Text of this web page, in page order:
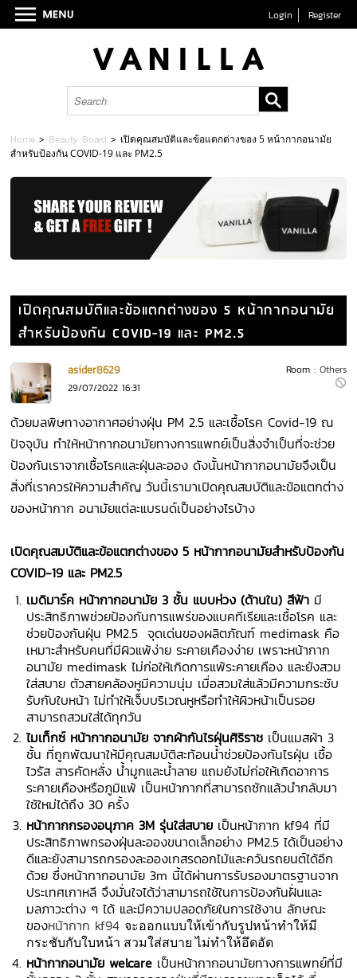
Login Register
Home > Beauty Board > เปิดคุณสมบัติและข้อแตกต่างของ 5 หน้ากากอนามัย
สำหรับป้องกัน COVID-19 และ PM2.5
เปิดคุณสมบัติและข้อแตกต่างของ 5 หน้ากากอนามัย
สำหรับป้องกัน COVID-19 และ PM2.5
Room : Others
asider8629
29/07/2022 16:31
ด้วยมลพิษทางอากาศอย่างฝุ่น PM 2.5 และเชื้อโรค Covid-19 ณ
ปัจจุบัน ทำให้หน้ากากอนามัยทางการแพทย์เป็นสิ่งจำเป็นที่จะช่วย
ป้องกันเราจากเชื้อโรคและฝุ่นละออง ดังนั้นหน้ากากอนามัยจึงเป็น
สิ่งที่เราควรให้ความสำคัญ วันนี้เรามาเปิดคุณสมบัติและข้อแตกต่าง
ของหน้ากาก อนามัยแต่ละแบรนด์เป็นอย่างไรบ้าง
เปิดคุณสมบัติและข้อแตกต่างของ 5 หน้ากากอนามัยสำหรับป้องกัน
COVID-19 และ PM2.5
เมดิมาร์ค หน้ากากอนามัย 3 ชั้น แบบห่วง (ด้านใน) สีฟ้า มี
ประสิทธิภาพช่วยป้องกันการแพร่ของแบคทีเรียและเชื้อโรค และ
ช่วยป้องกันฝุ่น PM2.5 จุดเด่นของผลิตภัณฑ์ medimask คือ
เหมาะสำหรับคนที่มีผิวแพ้ง่าย ระคายเคืองง่าย เพราะหน้ากาก
อนามัย medimask ไม่ก่อให้เกิดการแพ้ระคายเคือง และยังสวม
ใส่สบาย ตัวสายคล้องหูมีความนุ่ม เมื่อสวมใส่แล้วมีความกระชับ
รับกับใบหน้า ไม่ทำให้เจ็บบริเวณหูหรือทำให้ผิวหน้าเป็นรอย
สามารถสวมใส่ได้ทุกวัน
ไมเท็กซ์ หน้ากากอนามัย จากผ้ากันไรฝุ่นศิริราช เป็นแมสผ้า 3
ชั้น ที่ถูกพัฒนาให้มีคุณสมบัติสะท้อนน้ำช่วยป้องกันไรฝุ่น เชื้อ
ไวรัส สารคัดหลั่ง น้ำมูกและน้ำลาย แถมยังไม่ก่อให้เกิดอาการ
ระคายเคืองหรือภูมิแพ้ เป็นหน้ากากที่สามารถซักแล้วนำกลับมา
ใช้ใหม่ได้ถึง 30 ครั้ง
หน้ากากกรองอนุภาค 3M รุ่นใส่สบาย เป็นหน้ากาก kf94 ที่มี
ประสิทธิภาพกรองฝุ่นละอองขนาดเล็กอย่าง PM2.5 ได้เป็นอย่าง
ดีและยังสามารถกรองละอองเกสรดอกไม้และควันรถยนต์ได้อีก
ด้วย ซึ่งหน้ากากอนามัย 3m นี้ได้ผ่านการรับรองมาตรฐานจาก
ประเทศเกาหลี จึงมั่นใจได้ว่าสามารถใช้ในการป้องกันฝั่นและ
มลภาวะต่าง ๆ ได้ และมีความปลอดภัยในการใช้งาน ลักษณะ
ของหน้ากาก kf94 จะออกแบบให้เข้ากับรูปหน้าทำให้มี
กระชับกับใบหน้า สวมใส่สบาย ไม่ทำให้อึดอัด
หน้ากากอนามัย welcare เป็นหน้ากากอนามัยทางการแพทย์ที่มี